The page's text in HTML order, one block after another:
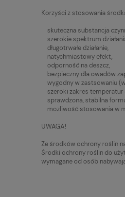
Korzyści z stosowania
skuteczna substancja
szerokie spektrum
długotrwałe działanie,
natychmiastowy efekt,
odporność na deszcz,
bezpieczny dla owadów
wygodny w zastsowaniu
szeroki zakres temperatur
sprawdzona, stabilna
możliwość stosowania w
UWAGA!
Ze środków ochrony roślin
Środki ochrony roślin do
wymagane od osób